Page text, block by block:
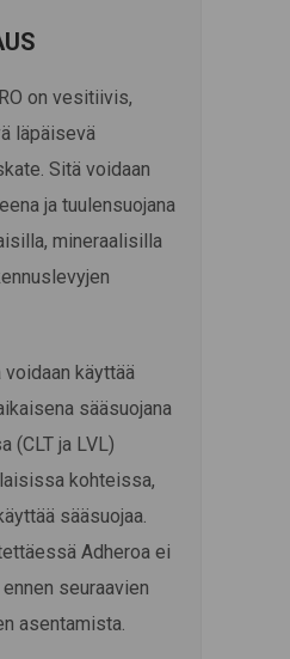
on vesitiivis,
läpäisevä
Sitä voidaan
ja tuulensuojana
mineraalisilla
käyttää
sääsuojana
(CLT ja LVL)
kohteissa,
sääsuojaa.
Adheroa ei
seuraavien
asentamista.